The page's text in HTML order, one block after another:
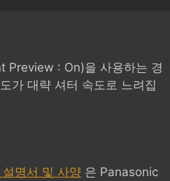
Preview : On)을 사용하는 경
가 대략 셔터 속도로 느려집
명서 및 사양 은 Panasonic